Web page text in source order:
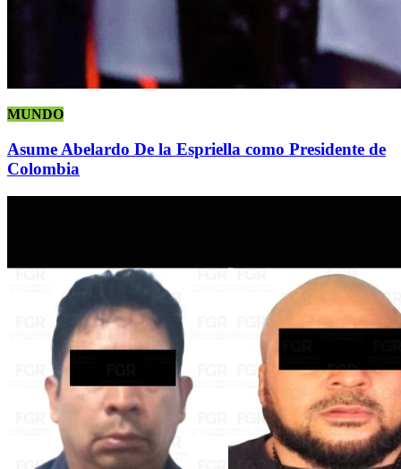
MUNDO
Asume Abelardo De la Espriella como Presidente de
Colombia